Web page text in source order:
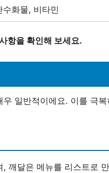
수화물, 비타민
항을 확인해 보세요.
일반적이에요. 이를 극
깨달은 메뉴를 리스트로